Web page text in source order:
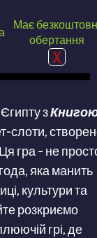
Має
обертання
з
слоти,
гра – не
яка манить
культури та
розкриємо
грі, де